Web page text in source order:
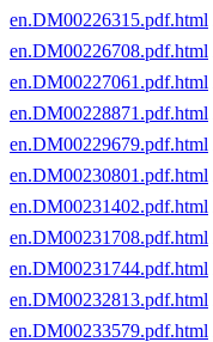
en.DM00226315.pdf.html
en.DM00226708.pdf.html
en.DM00227061.pdf.html
en.DM00228871.pdf.html
en.DM00229679.pdf.html
en.DM00230801.pdf.html
en.DM00231402.pdf.html
en.DM00231708.pdf.html
en.DM00231744.pdf.html
en.DM00232813.pdf.html
en.DM00233579.pdf.html